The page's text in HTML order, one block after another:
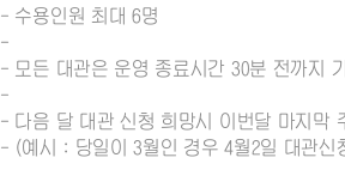
- 수용인원 최대 6명
-
- 모든 대관은 운영 종료시간 30분 전까지
-
- 다음 달 대관 신청 희망시 이번달 마지막
- (예시 : 당일이 3월인 경우 4월2일 대관신